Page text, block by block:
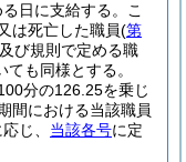
日に支給する。
こ
は死亡した職員(第
び規則で定める職
も同様とする。
分の126.25を乗じ
間における当該職員
じ、 当該各号に定